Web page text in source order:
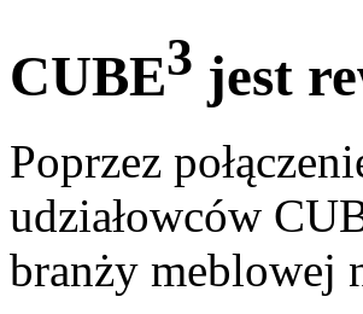
CUBE3 jest
Poprzez
udziałowców
branży meblowej